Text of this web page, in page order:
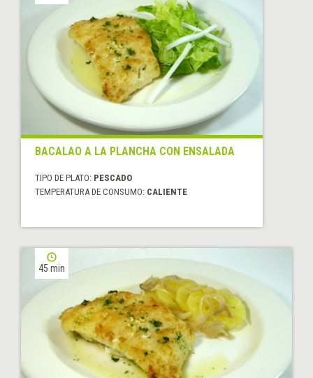
BACALAO A LA PLANCHA CON ENSALADA
TIPO DE PLATO: PESCADO
TEMPERATURA DE CONSUMO: CALIENTE
45 min